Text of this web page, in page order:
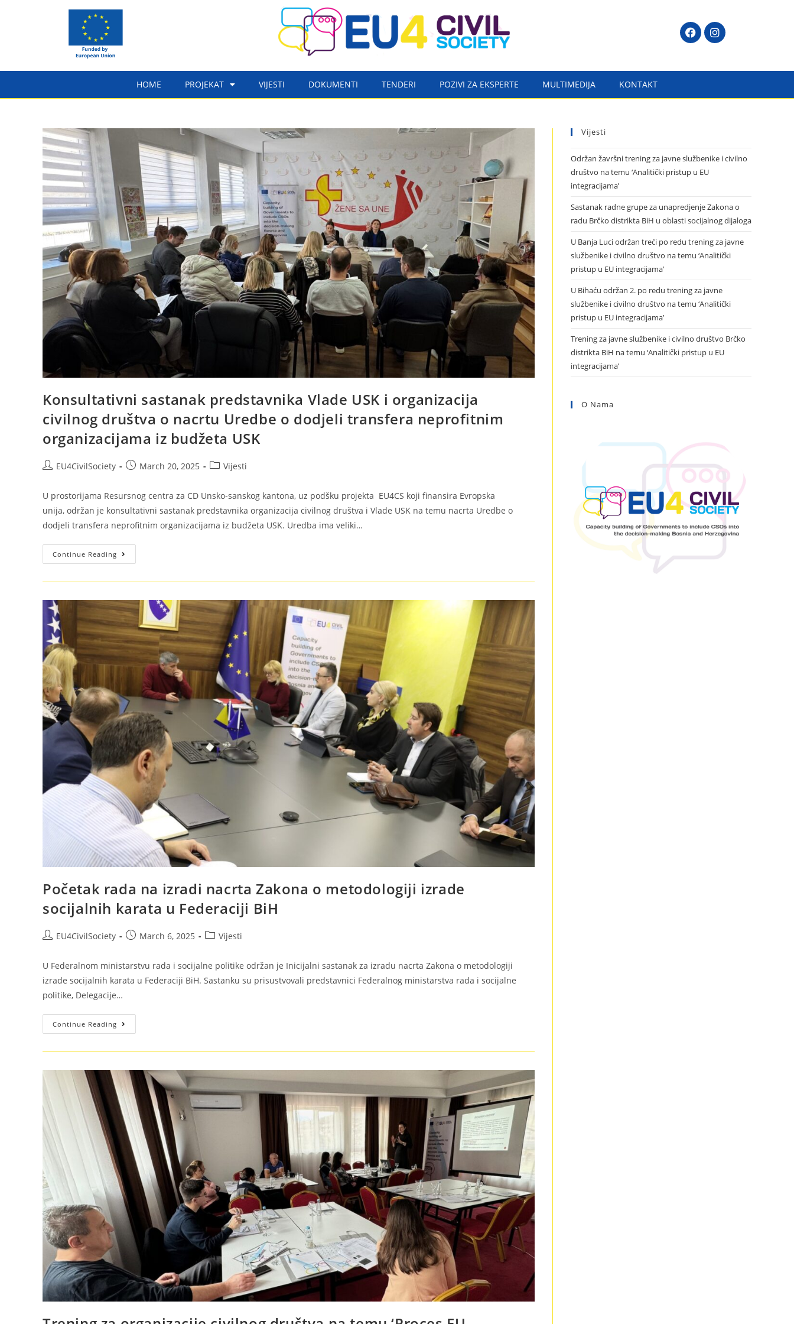
HOME PROJEKAT VIJESTI DOKUMENTI TENDERI POZIVI ZA EKSPERTE MULTIMEDIJA KONTAKT
Konsultativni sastanak predstavnika Vlade USK i organizacija
civilnog društva o nacrtu Uredbe o dodjeli transfera neprofitnim
organizacijama iz budžeta USK
EU4CivilSociety March 20, 2025 Vijesti
U prostorijama Resursnog centra za CD Unsko-sanskog kantona, uz podšku projekta EU4CS koji finansira Evropska
unija, održan je konsultativni sastanak predstavnika organizacija civilnog društva i Vlade USK na temu nacrta Uredbe o
dodjeli transfera neprofitnim organizacijama iz budžeta USK. Uredba ima veliki…
Continue Reading
Početak rada na izradi nacrta Zakona o metodologiji izrade
socijalnih karata u Federaciji BiH
EU4CivilSociety March 6, 2025 Vijesti
U Federalnom ministarstvu rada i socijalne politike održan je Inicijalni sastanak za izradu nacrta Zakona o metodologiji
izrade socijalnih karata u Federaciji BiH. Sastanku su prisustvovali predstavnici Federalnog ministarstva rada i socijalne
politike, Delegacije…
Continue Reading
Vijesti
Održan žavršni trening za javne službenike i civilno
društvo na temu ‘Analitički pristup u EU
integracijama’
Sastanak radne grupe za unapredjenje Zakona o
radu Brčko distrikta BiH u oblasti socijalnog dijaloga
U Banja Luci održan treći po redu trening za javne
službenike i civilno društvo na temu ‘Analitički
pristup u EU integracijama’
U Bihaću održan 2. po redu trening za javne
službenike i civilno društvo na temu ‘Analitički
pristup u EU integracijama’
Trening za javne službenike i civilno društvo Brčko
distrikta BiH na temu ‘Analitički pristup u EU
integracijama’
O Nama